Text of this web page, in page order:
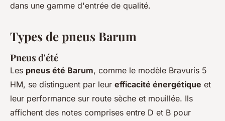
dans une gamme d'entrée de qualité.
Types de pneus Barum
Pneus d'été
Les pneus été Barum, comme le modèle Bravuris 5
HM, se distinguent par leur efficacité énergétique et
leur performance sur route sèche et mouillée. Ils
affichent des notes comprises entre D et B pour